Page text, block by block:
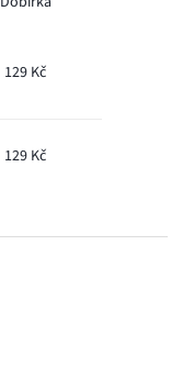
129 Kč
129 Kč